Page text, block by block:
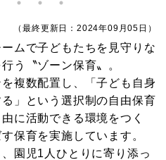
（最終更新日：2024年09月05日）
ムで子どもたちを見守りな
う〝ゾーン保育〟。
複数配置し、「子ども自身
」という選択制の自由保育
に活動できる環境をつく
保育を実施しています。
園児1人ひとりに寄り添っ